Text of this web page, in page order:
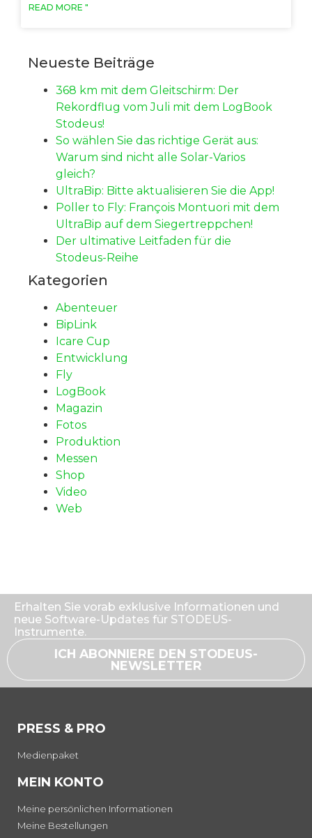
READ MORE "
Neueste Beiträge
368 km mit dem Gleitschirm: Der
Rekordflug vom Juli mit dem LogBook
Stodeus!
So wählen Sie das richtige Gerät aus:
Warum sind nicht alle Solar-Varios
gleich?
UltraBip: Bitte aktualisieren Sie die App!
Poller to Fly: François Montuori mit dem
UltraBip auf dem Siegertreppchen!
Der ultimative Leitfaden für die
Stodeus-Reihe
Kategorien
Abenteuer
BipLink
Icare Cup
Entwicklung
Fly
LogBook
Magazin
Fotos
Produktion
Messen
Shop
Video
Web
Erhalten Sie vorab exklusive Informationen und
neue Software-Updates für STODEUS-
Instrumente.
ICH ABONNIERE DEN STODEUS-
NEWSLETTER
PRESS & PRO
Medienpaket
MEIN KONTO
Meine persönlichen Informationen
Meine Bestellungen